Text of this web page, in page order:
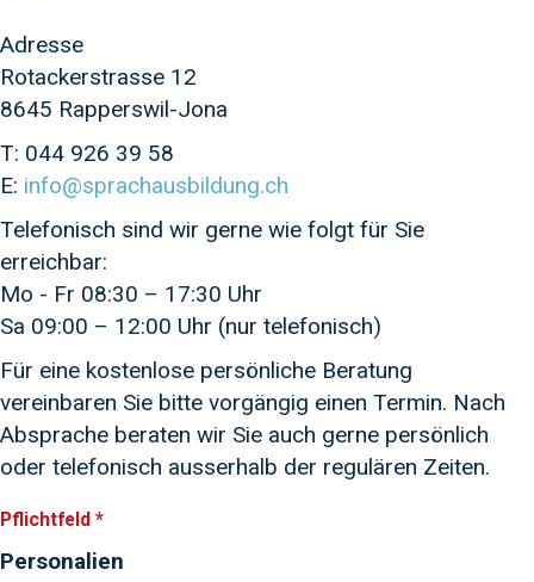
Adresse
Rotackerstrasse 12
8645 Rapperswil-Jona
T: 044 926 39 58
E: info@sprachausbildung.ch
Telefonisch sind wir gerne wie folgt für Sie
erreichbar:
Mo - Fr 08:30 – 17:30 Uhr
Sa 09:00 – 12:00 Uhr (nur telefonisch)
Für eine kostenlose persönliche Beratung
vereinbaren Sie bitte vorgängig einen Termin. Nach
Absprache beraten wir Sie auch gerne persönlich
oder telefonisch ausserhalb der regulären Zeiten.
Pflichtfeld *
Personalien